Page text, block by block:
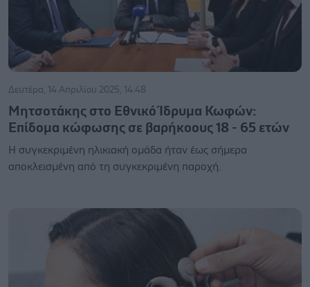
Δευτέρα, 14 Απριλίου 2025, 14:48
Μητσοτάκης στο Εθνικό Ίδρυμα Κωφών:
Επίδομα κώφωσης σε βαρήκοους 18 - 65 ετών
Η συγκεκριμένη ηλικιακή ομάδα ήταν έως σήμερα
αποκλεισμένη από τη συγκεκριμένη παροχή.